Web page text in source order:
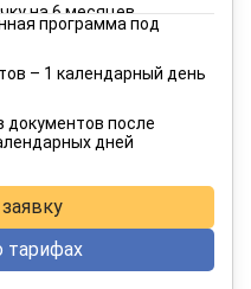
на 6 месяцев
/ 8 249 руб.
на 12 месяцев
программа под
– 1 календарный день
документов после
дней
тарифах